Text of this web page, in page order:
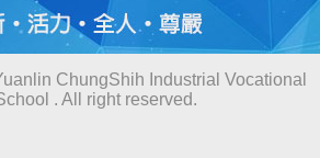
ChungShih Industrial Vocational
. All right reserved.